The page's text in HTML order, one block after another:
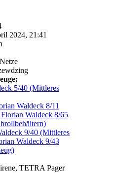
2024, 21:41
5/40 (Mittleres
Waldeck 8/11
Florian Waldeck 8/65
9/40 (Mittleres
Waldeck 9/43
TETRA Pager